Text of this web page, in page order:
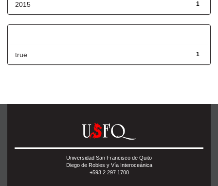
1
2015
1
true
Universidad San Francisco de Quito
Diego de Robles y Vía Interoceánica
+593 2 297 1700